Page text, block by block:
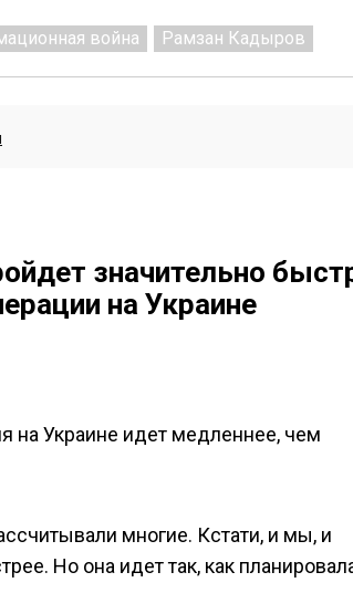
война Рамзан Кадыров
значительно
на Украине
на Украине идет медленнее, чем
многие. Кстати, и мы, и
Но она идет так, как